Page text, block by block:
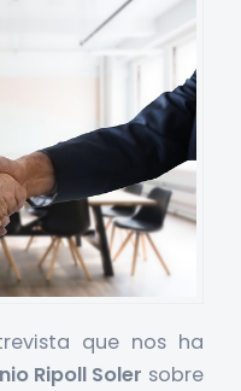
que nos ha
Ripoll Soler sobre